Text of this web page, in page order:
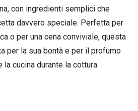
con ingredienti semplici che
davvero speciale. Perfetta per
o per una cena conviviale, questa
per la sua bontà e per il profumo
cucina durante la cottura.